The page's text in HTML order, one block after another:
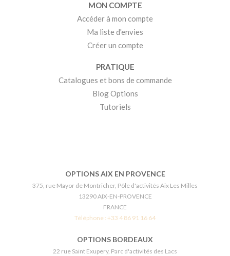
MON COMPTE
Accéder à mon compte
Ma liste d'envies
Créer un compte
PRATIQUE
Catalogues et bons de commande
Blog Options
Tutoriels
OPTIONS AIX EN PROVENCE
375, rue Mayor de Montricher, Pôle d'activités Aix Les Milles
13290 AIX-EN-PROVENCE
FRANCE
Téléphone : +33 4 86 91 16 64
OPTIONS BORDEAUX
22 rue Saint Exupery, Parc d'activités des Lacs